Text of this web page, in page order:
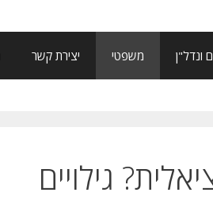
ונדל"ן משפטי יצירת קשר
גילויים